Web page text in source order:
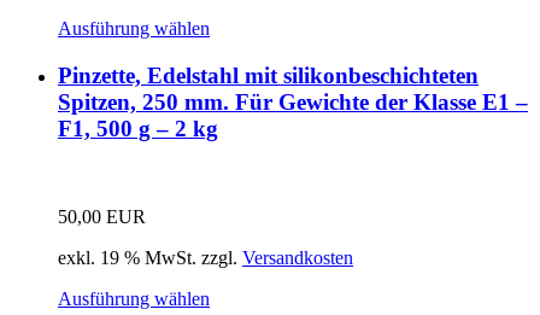
Ausführung wählen
Pinzette, Edelstahl mit silikonbeschichteten
Spitzen, 250 mm. Für Gewichte der Klasse E1 –
F1, 500 g – 2 kg
50,00 EUR
exkl. 19 % MwSt. zzgl. Versandkosten
Ausführung wählen